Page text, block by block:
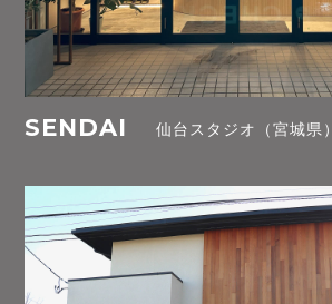
SENDAI 仙台スタジオ（宮城県）